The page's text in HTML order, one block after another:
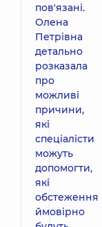
пов'язані.
Олена
Петрівна
детально
розказала
про
можливі
причини,
які
спеціалісти
можуть
допомогти,
які
обстеження
ймовірно